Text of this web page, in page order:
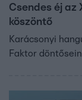
Csendes éj
köszöntő
Karácsonyi
Faktor